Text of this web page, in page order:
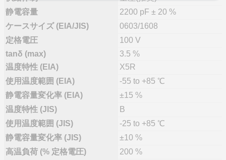
静電容量
2200 pF ± 20 %
ケースサイズ (EIA/JIS)
0603/1608
定格電圧
100 V
tanδ (max)
3.5 %
温度特性 (EIA)
X5R
使用温度範囲 (EIA)
-55 to +85 ℃
静電容量変化率 (EIA)
±15 %
温度特性 (JIS)
B
使用温度範囲 (JIS)
-25 to +85 ℃
静電容量変化率 (JIS)
±10 %
高温負荷 (% 定格電圧)
200 %